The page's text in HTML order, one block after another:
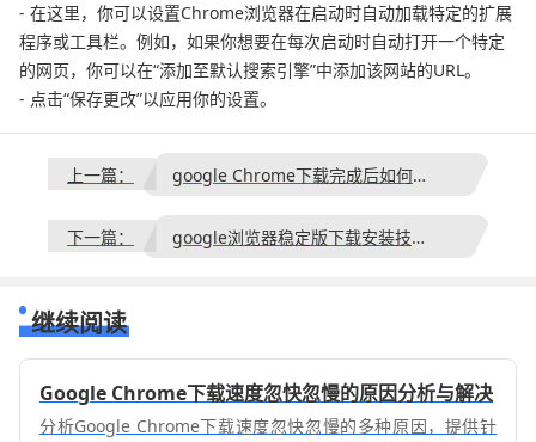
- 在这里，你可以设置Chrome浏览器在启动时自动加载特定的扩展
程序或工具栏。例如，如果你想要在每次启动时自动打开一个特定
的网页，你可以在“添加至默认搜索引擎”中添加该网站的URL。
- 点击“保存更改”以应用你的设置。
上一篇： google Chrome下载完成后如何设置同步加密
下一篇： google浏览器稳定版下载安装技巧分享
继续阅读
Google Chrome下载速度忽快忽慢的原因分析与解决
分析Google Chrome下载速度忽快忽慢的多种原因，提供针